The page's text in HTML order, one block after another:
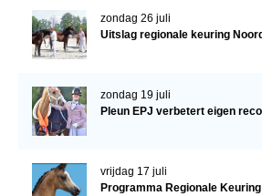
Wereldkampioenschap Jonge
Arabian Horse Events
Veulenregistratie
zondag 26 juli
Uitslag regionale keuring Noord
zondag 19 juli
Pleun EPJ verbetert eigen
vrijdag 17 juli
Programma Regionale